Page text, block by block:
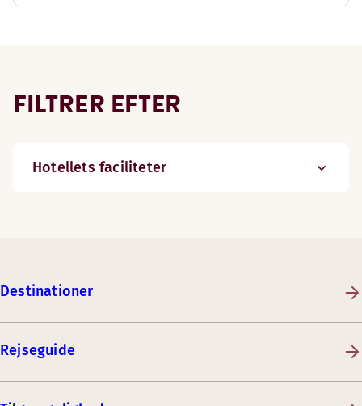
FILTRER EFTER
Hotellets faciliteter
Destinationer
Rejseguide